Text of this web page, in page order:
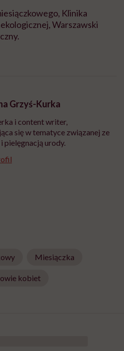
Klinika
Warszawski
Grzyś-Kurka
i content writer,
się w tematyce związanej ze
pielęgnacją urody.
Miesiączka
kobiet